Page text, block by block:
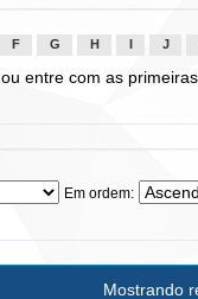
F G H J
ou entre com as
Em ordem:
Mostrando